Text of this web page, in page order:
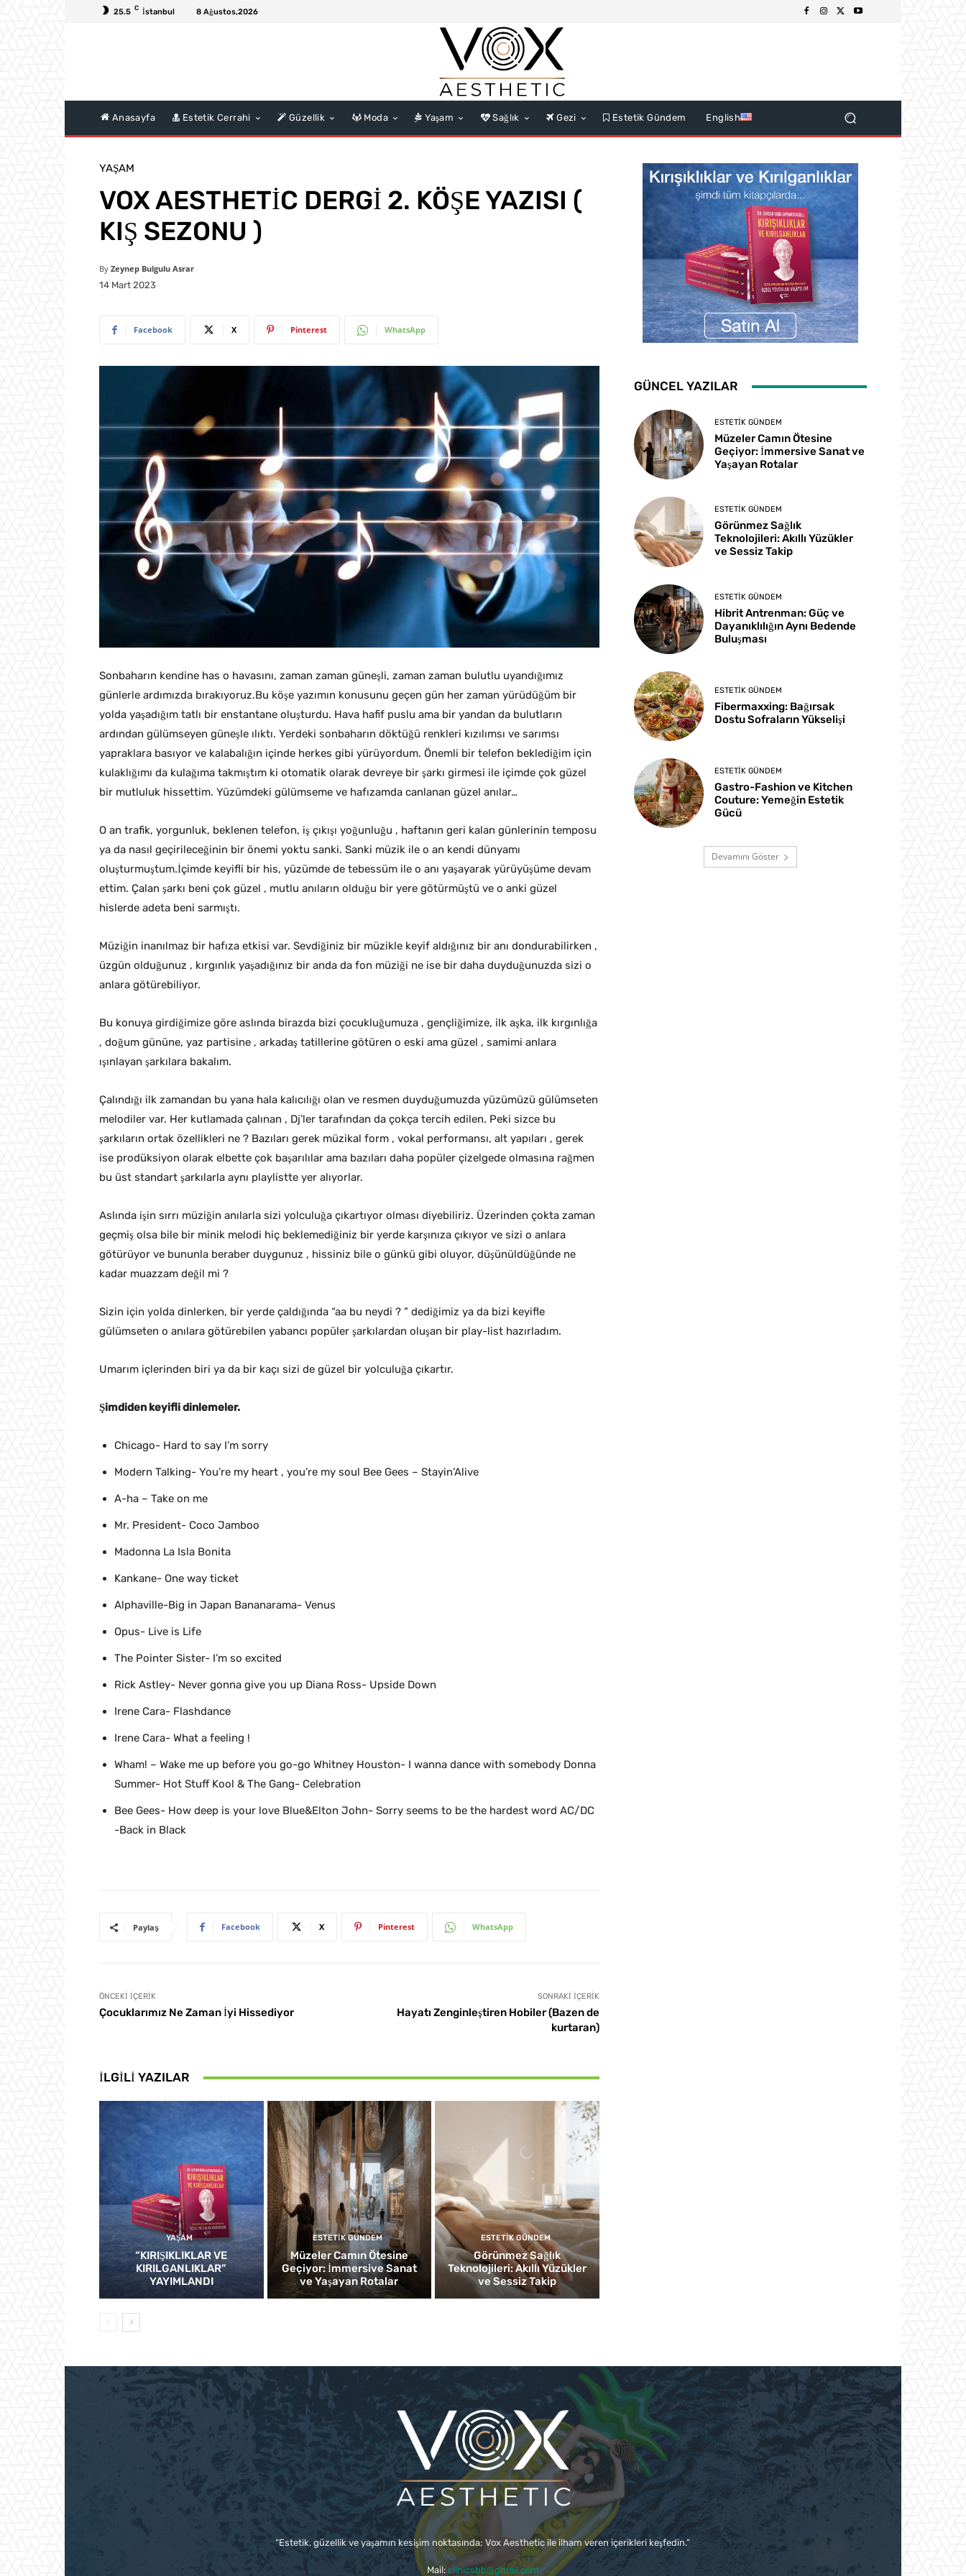
25.5 C İstanbul 8 Ağustos,2026
Anasayfa Estetik Cerrahi Güzellik Moda Yaşam Sağlık Gezi Estetik Gündem English
YAŞAM
VOX AESTHETİC DERGİ 2. KÖŞE YAZISI (
KIŞ SEZONU )
By Zeynep Bulgulu Asrar
14 Mart 2023
Facebook X Pinterest WhatsApp
Sonbaharın kendine has o havasını, zaman zaman güneşli, zaman zaman bulutlu uyandığımız
günlerle ardımızda bırakıyoruz.Bu köşe yazımın konusunu geçen gün her zaman yürüdüğüm bir
yolda yaşadığım tatlı bir enstantane oluşturdu. Hava hafif puslu ama bir yandan da bulutların
ardından gülümseyen güneşle ılıktı. Yerdeki sonbaharın döktüğü renkleri kızılımsı ve sarımsı
yapraklara basıyor ve kalabalığın içinde herkes gibi yürüyordum. Önemli bir telefon beklediğim için
kulaklığımı da kulağıma takmıştım ki otomatik olarak devreye bir şarkı girmesi ile içimde çok güzel
bir mutluluk hissettim. Yüzümdeki gülümseme ve hafızamda canlanan güzel anılar…
O an trafik, yorgunluk, beklenen telefon, iş çıkışı yoğunluğu , haftanın geri kalan günlerinin temposu
ya da nasıl geçirileceğinin bir önemi yoktu sanki. Sanki müzik ile o an kendi dünyamı
oluşturmuştum.İçimde keyifli bir his, yüzümde de tebessüm ile o anı yaşayarak yürüyüşüme devam
ettim. Çalan şarkı beni çok güzel , mutlu anıların olduğu bir yere götürmüştü ve o anki güzel
hislerde adeta beni sarmıştı.
Müziğin inanılmaz bir hafıza etkisi var. Sevdiğiniz bir müzikle keyif aldığınız bir anı dondurabilirken ,
üzgün olduğunuz , kırgınlık yaşadığınız bir anda da fon müziği ne ise bir daha duyduğunuzda sizi o
anlara götürebiliyor.
Bu konuya girdiğimize göre aslında birazda bizi çocukluğumuza , gençliğimize, ilk aşka, ilk kırgınlığa
, doğum gününe, yaz partisine , arkadaş tatillerine götüren o eski ama güzel , samimi anlara
ışınlayan şarkılara bakalım.
Çalındığı ilk zamandan bu yana hala kalıcılığı olan ve resmen duyduğumuzda yüzümüzü gülümseten
melodiler var. Her kutlamada çalınan , Dj’ler tarafından da çokça tercih edilen. Peki sizce bu
şarkıların ortak özellikleri ne ? Bazıları gerek müzikal form , vokal performansı, alt yapıları , gerek
ise prodüksiyon olarak elbette çok başarılılar ama bazıları daha popüler çizelgede olmasına rağmen
bu üst standart şarkılarla aynı playlistte yer alıyorlar.
Aslında işin sırrı müziğin anılarla sizi yolculuğa çıkartıyor olması diyebiliriz. Üzerinden çokta zaman
geçmiş olsa bile bir minik melodi hiç beklemediğiniz bir yerde karşınıza çıkıyor ve sizi o anlara
götürüyor ve bununla beraber duygunuz , hissiniz bile o günkü gibi oluyor, düşünüldüğünde ne
kadar muazzam değil mi ?
Sizin için yolda dinlerken, bir yerde çaldığında “aa bu neydi ? ” dediğimiz ya da bizi keyifle
gülümseten o anılara götürebilen yabancı popüler şarkılardan oluşan bir play-list hazırladım.
Umarım içlerinden biri ya da bir kaçı sizi de güzel bir yolculuğa çıkartır.
Şimdiden keyifli dinlemeler.
Chicago- Hard to say I’m sorry
Modern Talking- You’re my heart , you’re my soul Bee Gees – Stayin’Alive
A-ha – Take on me
Mr. President- Coco Jamboo
Madonna La Isla Bonita
Kankane- One way ticket
Alphaville-Big in Japan Bananarama- Venus
Opus- Live is Life
The Pointer Sister- I’m so excited
Rick Astley- Never gonna give you up Diana Ross- Upside Down
Irene Cara- Flashdance
Irene Cara- What a feeling !
Wham! – Wake me up before you go-go Whitney Houston- I wanna dance with somebody Donna
Summer- Hot Stuff Kool & The Gang- Celebration
Bee Gees- How deep is your love Blue&Elton John- Sorry seems to be the hardest word AC/DC
-Back in Black
Paylaş Facebook X Pinterest WhatsApp
ÖNCEKI İÇERIK
Çocuklarımız Ne Zaman İyi Hissediyor
SONRAKI İÇERIK
Hayatı Zenginleştiren Hobiler (Bazen de
kurtaran)
İLGILI YAZILAR
YAŞAM
“KIRIŞIKLIKLAR VE
KIRILGANLIKLAR”
YAYIMLANDI
ESTETIK GÜNDEM
Müzeler Camın Ötesine
Geçiyor: İmmersive Sanat
ve Yaşayan Rotalar
ESTETIK GÜNDEM
Görünmez Sağlık
Teknolojileri: Akıllı Yüzükler
ve Sessiz Takip
GÜNCEL YAZILAR
ESTETIK GÜNDEM
Müzeler Camın Ötesine
Geçiyor: İmmersive Sanat ve
Yaşayan Rotalar
ESTETIK GÜNDEM
Görünmez Sağlık
Teknolojileri: Akıllı Yüzükler
ve Sessiz Takip
ESTETIK GÜNDEM
Hibrit Antrenman: Güç ve
Dayanıklılığın Aynı Bedende
Buluşması
ESTETIK GÜNDEM
Fibermaxxing: Bağırsak
Dostu Sofraların Yükselişi
ESTETIK GÜNDEM
Gastro-Fashion ve Kitchen
Couture: Yemeğin Estetik
Gücü
Devamını Göster
“Estetik, güzellik ve yaşamın kesişim noktasında; Vox Aesthetic ile ilham veren içerikleri keşfedin.”
Mail:clinicsbb@gmail.com